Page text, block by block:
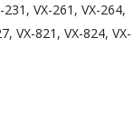
VX-261, VX-264,
VX-821, VX-824, VX-